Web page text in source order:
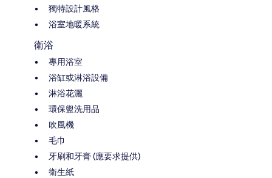
獨特設計風格
浴室地暖系統
衛浴
專用浴室
浴缸或淋浴設備
淋浴花灑
環保盥洗用品
吹風機
毛巾
牙刷和牙膏 (應要求提供)
衛生紙